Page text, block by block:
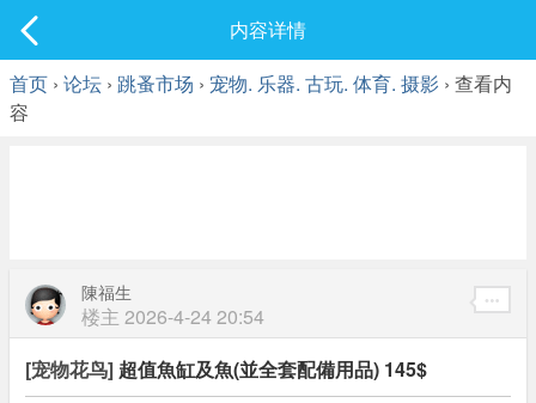
最新发表
内容详情
首页 › 论坛 › 跳蚤市场 › 宠物. 乐器. 古玩. 体育. 摄影 › 查看内
容
陳福生
楼主 2026-4-24 20:54
[宠物花鸟] 超值魚缸及魚(並全套配備用品) 145$